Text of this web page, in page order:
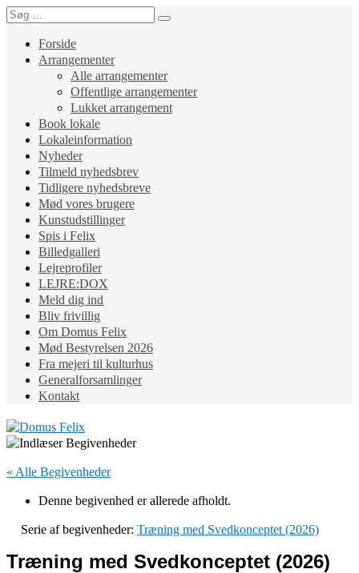
Forside
Arrangementer
Alle arrangementer
Offentlige arrangementer
Lukket arrangement
Book lokale
Lokaleinformation
Nyheder
Tilmeld nyhedsbrev
Tidligere nyhedsbreve
Mød vores brugere
Kunstudstillinger
Spis i Felix
Billedgalleri
Lejreprofiler
LEJRE:DOX
Meld dig ind
Bliv frivillig
Om Domus Felix
Mød Bestyrelsen 2026
Fra mejeri til kulturhus
Generalforsamlinger
Kontakt
« Alle Begivenheder
Denne begivenhed er allerede afholdt.
Serie af begivenheder: Træning med Svedkonceptet (2026)
Træning med Svedkonceptet (2026)